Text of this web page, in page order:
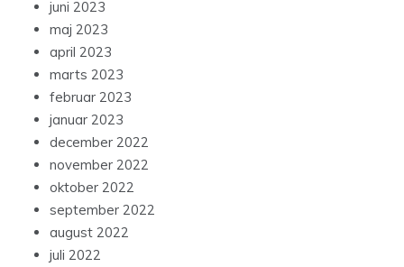
juni 2023
maj 2023
april 2023
marts 2023
februar 2023
januar 2023
december 2022
november 2022
oktober 2022
september 2022
august 2022
juli 2022